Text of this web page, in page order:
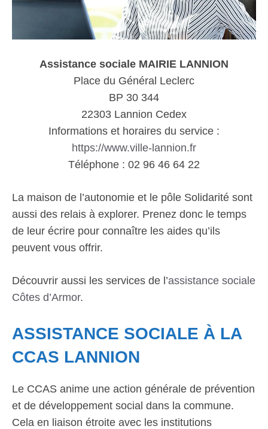
Assistance sociale MAIRIE LANNION
Place du Général Leclerc
BP 30 344
22303 Lannion Cedex
Informations et horaires du service :
https://www.ville-lannion.fr
Téléphone : 02 96 46 64 22
La maison de l’autonomie et le pôle Solidarité sont
aussi des relais à explorer. Prenez donc le temps
de leur écrire pour connaître les aides qu’ils
peuvent vous offrir.
Découvrir aussi les services de l’assistance sociale
Côtes d’Armor.
ASSISTANCE SOCIALE À LA
CCAS LANNION
Le CCAS anime une action générale de prévention
et de développement social dans la commune.
Cela en liaison étroite avec les institutions